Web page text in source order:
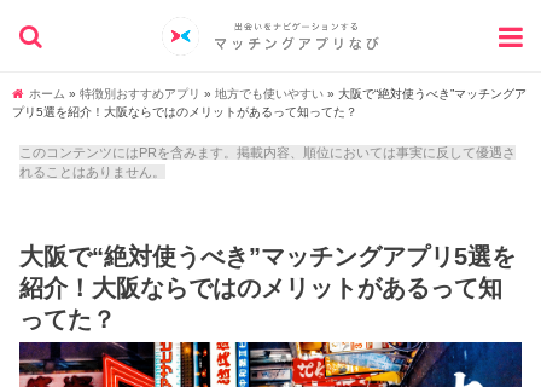
ホーム » 特徴別おすすめアプリ » 地方でも使いやすい » 大阪で“絶対使うべき”マッチングア
プリ5選を紹介！大阪ならではのメリットがあるって知ってた？
このコンテンツにはPRを含みます。掲載内容、順位においては事実に反して優遇さ
れることはありません。
大阪で“絶対使うべき”マッチングアプリ5選を
紹介！大阪ならではのメリットがあるって知
ってた？